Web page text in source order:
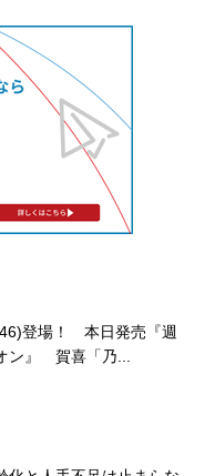
登場！ 本日発売『週
ン』 賀喜「乃...